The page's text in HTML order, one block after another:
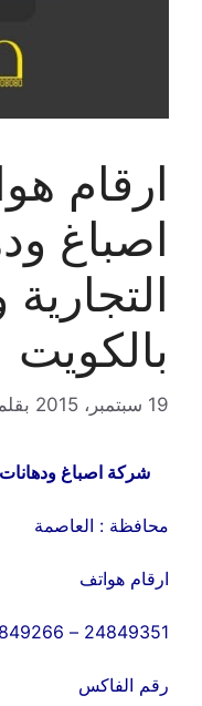
ارقام
اصباغ
التجارية
بالكويت
19 سبتمبر، 2015
شركة اصباغ ودهانات
محافظة : العاصمة
ارقام هواتف
24849351 – 24849266
رقم الفاكس